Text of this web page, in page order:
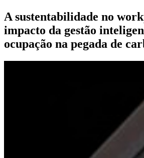
A sustentabilidade no
impacto da gestão
ocupação na pegada de